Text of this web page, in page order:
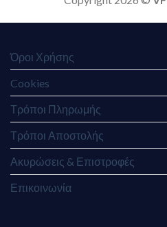
Όροι Χρήσης
Cookies
Τρόποι Πληρωμής
Τρόποι Αποστολής
Ακυρώσεις & Επιστροφές
Επικοινωνία